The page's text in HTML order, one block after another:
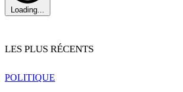
Loading...
LES PLUS RÉCENTS
POLITIQUE